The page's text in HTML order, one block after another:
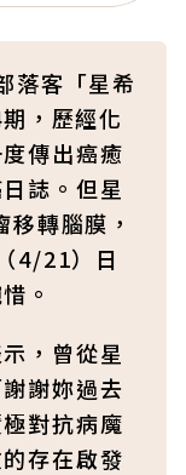
落客「星希
，歷經化
傳出癌癒
誌。但星
轉腦膜，
4/21）日
。
，曾從星
謝妳過去
對抗病魔
存在啟發